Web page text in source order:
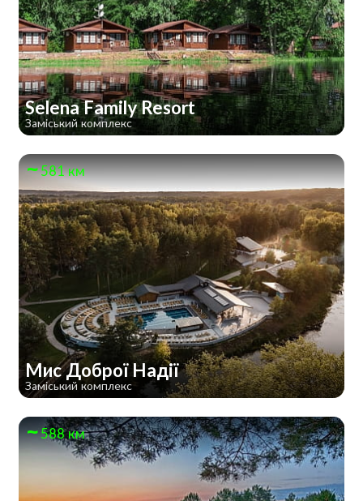
Selena Family Resort
Заміський комплекс
581 км
Мис Доброї Надії
Заміський комплекс
588 км